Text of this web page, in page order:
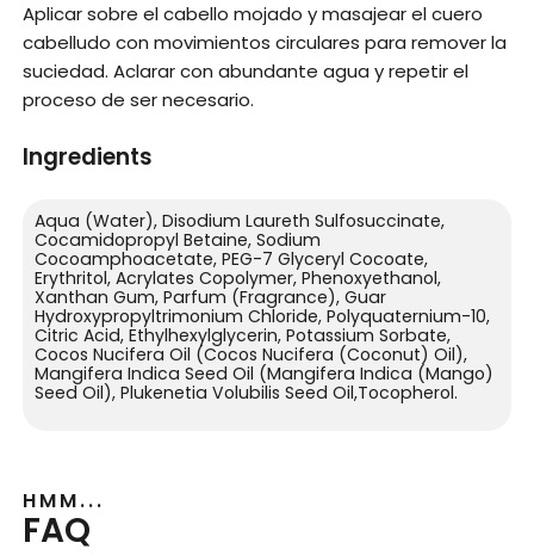
Aplicar sobre el cabello mojado y masajear el cuero
cabelludo con movimientos circulares para remover la
suciedad. Aclarar con abundante agua y repetir el
proceso de ser necesario.
Ingredients
Aqua (Water), Disodium Laureth Sulfosuccinate,
Cocamidopropyl Betaine, Sodium
Cocoamphoacetate, PEG-7 Glyceryl Cocoate,
Erythritol, Acrylates Copolymer, Phenoxyethanol,
Xanthan Gum, Parfum (Fragrance), Guar
Hydroxypropyltrimonium Chloride, Polyquaternium-10,
Citric Acid, Ethylhexylglycerin, Potassium Sorbate,
Cocos Nucifera Oil (Cocos Nucifera (Coconut) Oil),
Mangifera Indica Seed Oil (Mangifera Indica (Mango)
Seed Oil), Plukenetia Volubilis Seed Oil,Tocopherol.
HMM...
FAQ